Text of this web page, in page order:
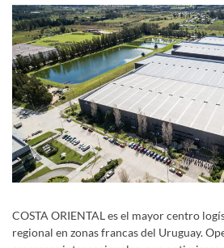
COSTA ORIENTAL es el mayor centro
regional en zonas francas del Uruguay.